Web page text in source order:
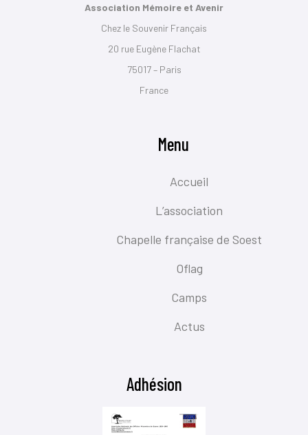
Association Mémoire et Avenir
Chez le Souvenir Français
20 rue Eugène Flachat
75017 – Paris
France
Menu
Accueil
L’association
Chapelle française de Soest
Oflag
Camps
Actus
Adhésion